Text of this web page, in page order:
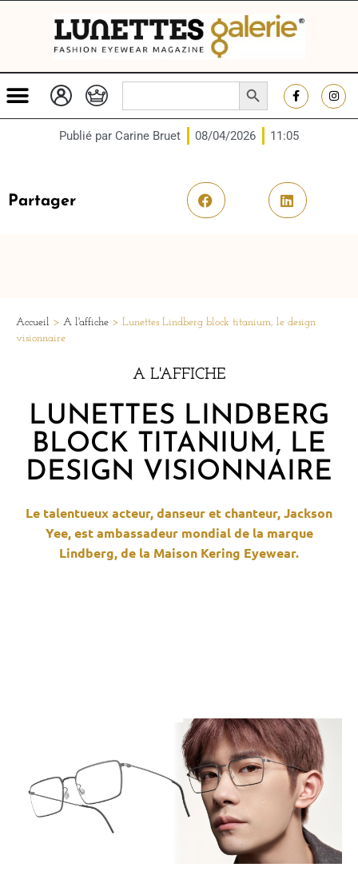
Search
SEARCH BUTTON
Publié par Carine Bruet 08/04/2026 11:05
Partager
Accueil > A l'affiche > Lunettes Lindberg block titanium, le design
visionnaire
A L'AFFICHE
LUNETTES LINDBERG
BLOCK TITANIUM, LE
DESIGN VISIONNAIRE
Le talentueux acteur, danseur et chanteur, Jackson
Yee, est ambassadeur mondial de la marque
Lindberg, de la Maison Kering Eyewear.